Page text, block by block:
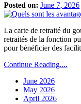
Posted on: June 7, 2026
La carte de retraité du
retraités de la fonction
pour bénéficier des
Continue Reading....
June 2026
May 2026
April 2026